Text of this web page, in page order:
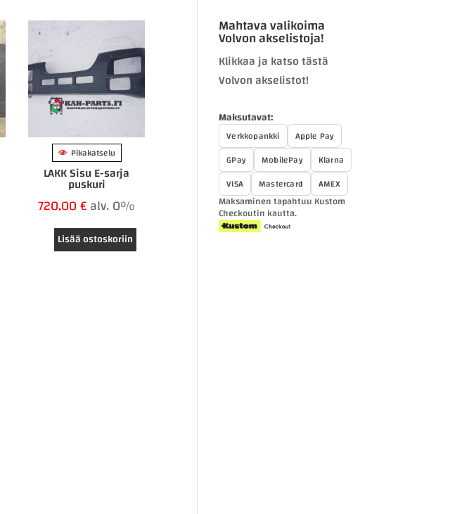
Pikakatselu
LAKK Sisu E-sarja
puskuri
720,00€alv. 0%
Lisää ostoskoriin
Mahtava valikoima
Volvon akselistoja!
Klikkaa ja katso tästä
Volvon akselistot!
Maksutavat:
Verkkopankki
Apple Pay
GPay
MobilePay
Klarna
VISA
Mastercard AMEX
Maksaminen tapahtuu Kustom
Checkoutin kautta.